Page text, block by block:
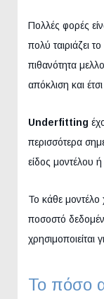
Πολλές φορές
πολύ ταιριάζει
πιθανότητα
απόκλιση και
Underfitting
περισσότερα
είδος μοντέλου
To κάθε μοντέλο
ποσοστό
χρησιμοποιείται
Το πόσο